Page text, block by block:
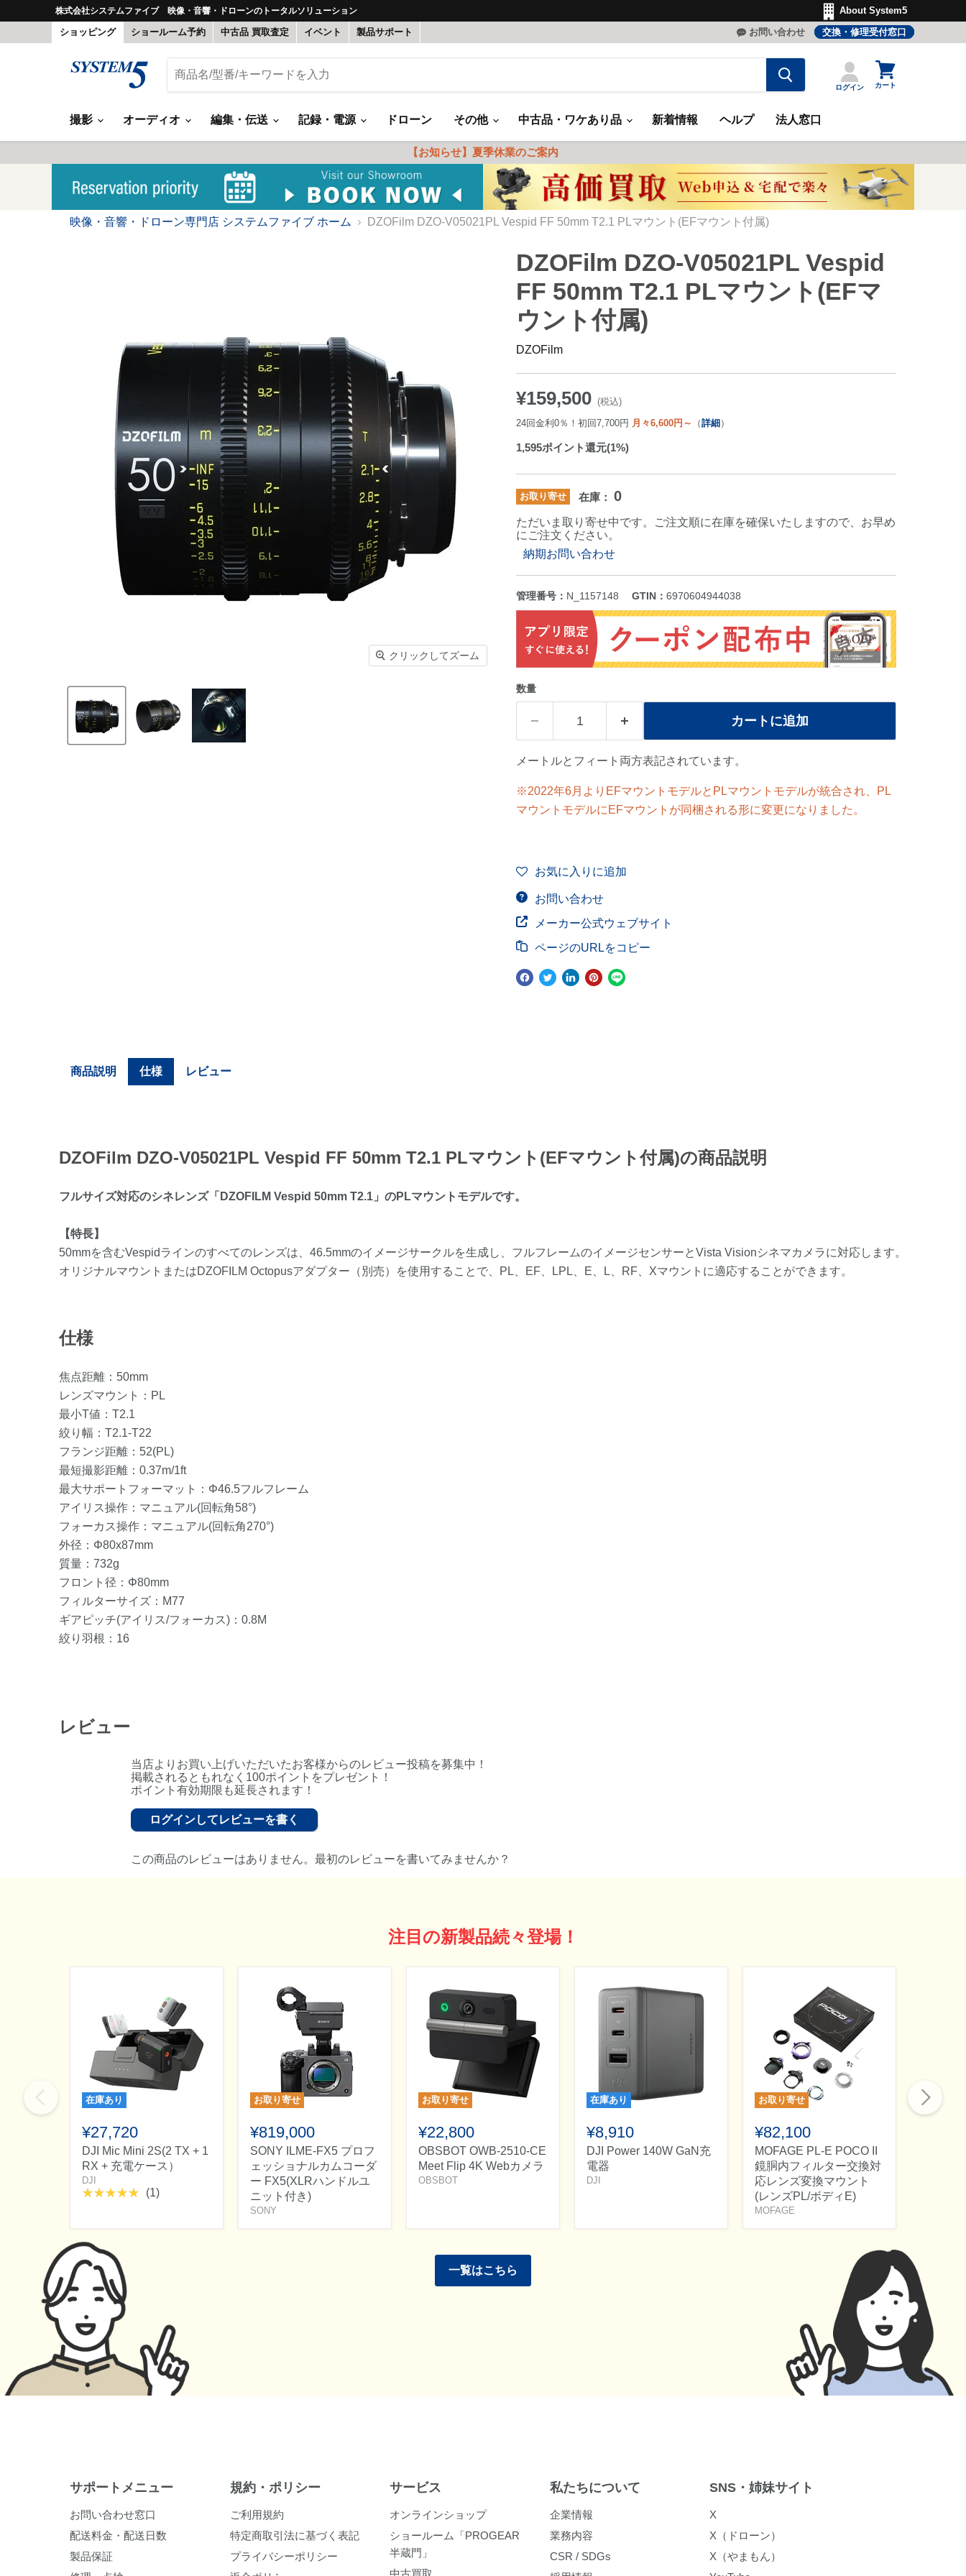
株式会社システムファイブ 映像・音響・ドローンのトータルソリューション
About System5
ショッピング
ショールーム予約 中古品 買取査定 イベント 製品サポート お問い合わせ 交換・修理受付窓口
ログイン
カ
ー
ト
カート
撮影 オーディオ 編集・伝送 記録・電源 ドローン その他 中古品・ワケあり品 新着情報 ヘルプ 法人窓口
【お知らせ】夏季休業のご案内
映像・音響・ドローン専門店 システムファイブ ホーム DZOFilm DZO-V05021PL Vespid FF 50mm T2.1 PLマウント(EFマウント付属)
クリックしてズーム
DZOFilm DZO-V05021PL Vespid
FF 50mm T2.1 PLマウント(EFマ
ウント付属)
DZOFilm
¥159,500 (税込)
24回金利0％！初回7,700円 月々6,600円～ （詳細）
1,595ポイント還元(1%)
お取り寄せ 在庫： 0
ただいま取り寄せ中です。ご注文順に在庫を確保いたしますので、お早め
にご注文ください。
納期お問い合わせ
管理番号： N_1157148 GTIN： 6970604944038
数量
カートに追加
メートルとフィート両方表記されています。
※2022年6月よりEFマウントモデルとPLマウントモデルが統合され、PL
マウントモデルにEFマウントが同梱される形に変更になりました。
お気に入りに追加
お問い合わせ
メーカー公式ウェブサイト
ページのURLをコピー
商品説明 仕様 レビュー
DZOFilm DZO-V05021PL Vespid FF 50mm T2.1 PLマウント(EFマウント付属)の商品説明
フルサイズ対応のシネレンズ「 DZOFILM Vespid 50mm T2.1 」のPLマウントモデルです。
【特長】
50mmを含むVespidラインのすべてのレンズは、46.5mmのイメージサークルを生成し、フルフレームのイメージセンサーとVista Visionシネマカメラに対応します。
オリジナルマウントまたはDZOFILM Octopusアダプター（別売）を使用することで、PL、EF、LPL、E、L、RF、Xマウントに適応することができます。
仕様
焦点距離：50mm
レンズマウント：PL
最小T値：T2.1
絞り幅：T2.1-T22
フランジ距離：52(PL)
最短撮影距離：0.37m/1ft
最大サポートフォーマット：Φ46.5フルフレーム
アイリス操作：マニュアル(回転角58°)
フォーカス操作：マニュアル(回転角270°)
外径：Φ80x87mm
質量：732g
フロント径：Φ80mm
フィルターサイズ：M77
ギアピッチ(アイリス/フォーカス)：0.8M
絞り羽根：16
レビュー
当店よりお買い上げいただいたお客様からのレビュー投稿を募集中！
掲載されるともれなく100ポイントをプレゼント！
ポイント有効期限も延長されます！
ログインしてレビューを書く
この商品のレビューはありません。最初のレビューを書いてみませんか？
注目の新製品続々登場！
在庫あり
¥27,720
DJI Mic Mini 2S(2 TX + 1
RX + 充電ケース）
DJI
(1)
お取り寄せ
¥819,000
SONY ILME-FX5 プロフ
ェッショナルカムコーダ
ー FX5(XLRハンドルユ
ニット付き)
SONY
お取り寄せ
¥22,800
OBSBOT OWB-2510-CE
Meet Flip 4K Webカメラ
OBSBOT
在庫あり
¥8,910
DJI Power 140W GaN充
電器
DJI
お取り寄せ
¥82,100
MOFAGE PL-E POCO II
鏡胴内フィルター交換対
応レンズ変換マウント
(レンズPL/ボディE)
MOFAGE
お取り寄
一覧はこちら
サポートメニュー
お問い合わせ窓口
配送料金・配送日数
製品保証
規約・ポリシー
ご利用規約
特定商取引法に基づく表記
プライバシーポリシー
サービス
オンラインショップ
ショールーム「PROGEAR
半蔵門」
中古買取
私たちについて
企業情報
業務内容
CSR / SDGs
SNS・姉妹サイト
X
X（ドローン）
X（やまもん）